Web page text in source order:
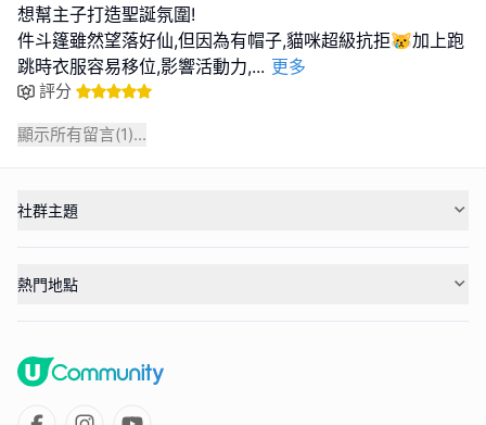
想幫主子打造聖誕氛圍!
件斗篷雖然望落好仙,但因為有帽子,貓咪超級抗拒😿加上跑
跳時衣服容易移位,影響活動力,... 更多
評分
顯示所有留言(1)...
社群主題
熱門地點